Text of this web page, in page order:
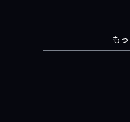
も